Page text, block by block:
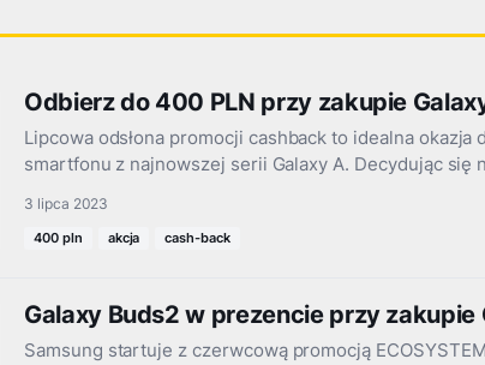
Odbierz do 400 PLN przy zakupie
Lipcowa odsłona promocji cashback to idealna
smartfonu z najnowszej serii Galaxy A. Decydując się
3 lipca 2023
400 pln akcja cash-back
Galaxy Buds2 w prezencie przy
Samsung startuje z czerwcową promocją